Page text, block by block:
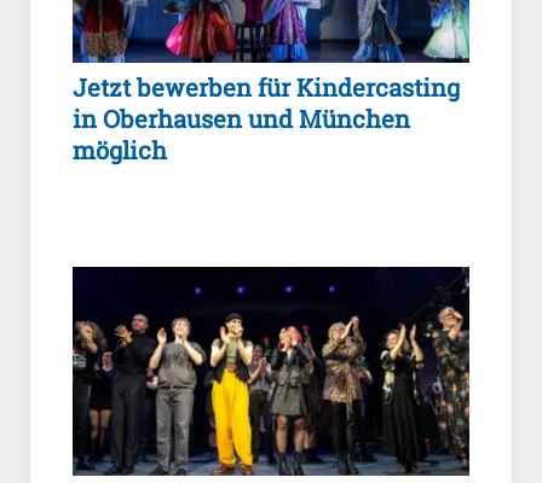
Jetzt bewerben für Kindercasting
in Oberhausen und München
möglich